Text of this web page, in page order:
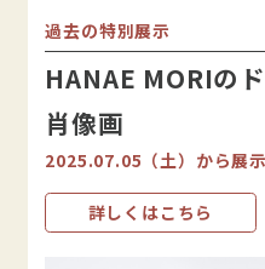
過去の特別展示
HANAE MORIの
肖像画
2025.07.05（土）から展示
詳しくはこちら